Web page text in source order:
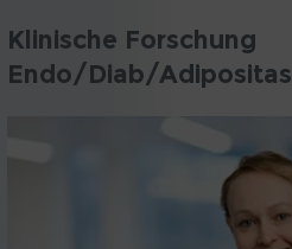
Klinische Forschung
Endo/Diab/Adipositas